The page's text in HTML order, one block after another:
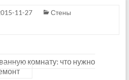
11-27
Стены
комнату: что нужно